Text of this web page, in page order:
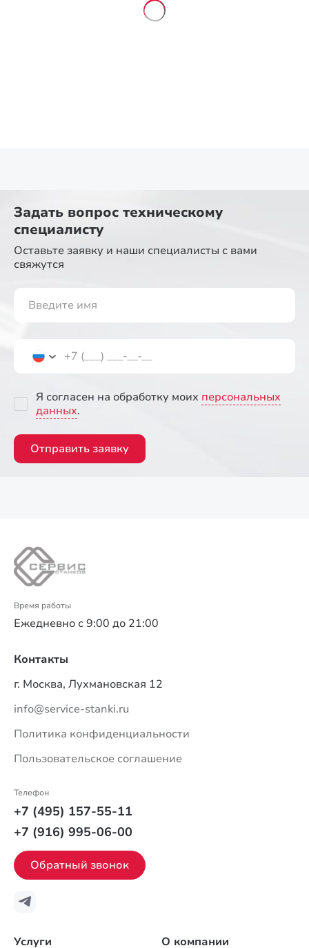
Задать вопрос техническому
специалисту
Оставьте заявку и наши специалисты с вами
свяжутся
Я согласен на обработку моих персональных
данных.
Отправить заявку
Время работы
Ежедневно с 9:00 до 21:00
Услуги О компании
Контакты
г. Москва, Лухмановская 12
info@service-stanki.ru
Политика конфиденциальности
Пользовательское соглашение
Телефон
+7 (495) 157-55-11
+7 (916) 995-06-00
Обратный звонок